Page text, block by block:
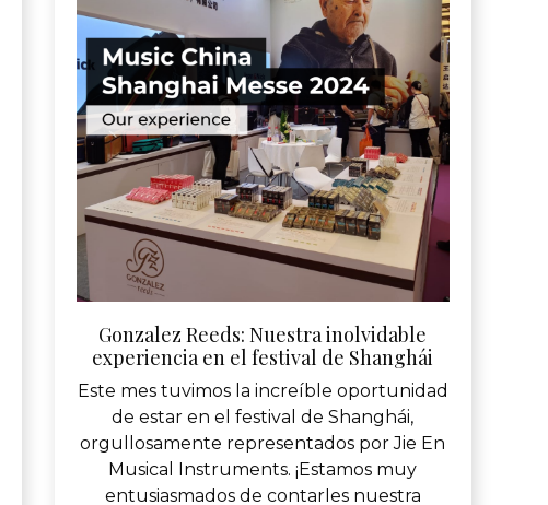
Gonzalez Reeds: Nuestra inolvidable
experiencia en el festival de Shanghái
Este mes tuvimos la increíble oportunidad
de estar en el festival de Shanghái,
orgullosamente representados por Jie En
Musical Instruments. ¡Estamos muy
entusiasmados de contarles nuestra